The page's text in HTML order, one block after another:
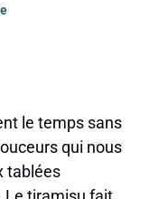
le temps sans
qui nous
tablées